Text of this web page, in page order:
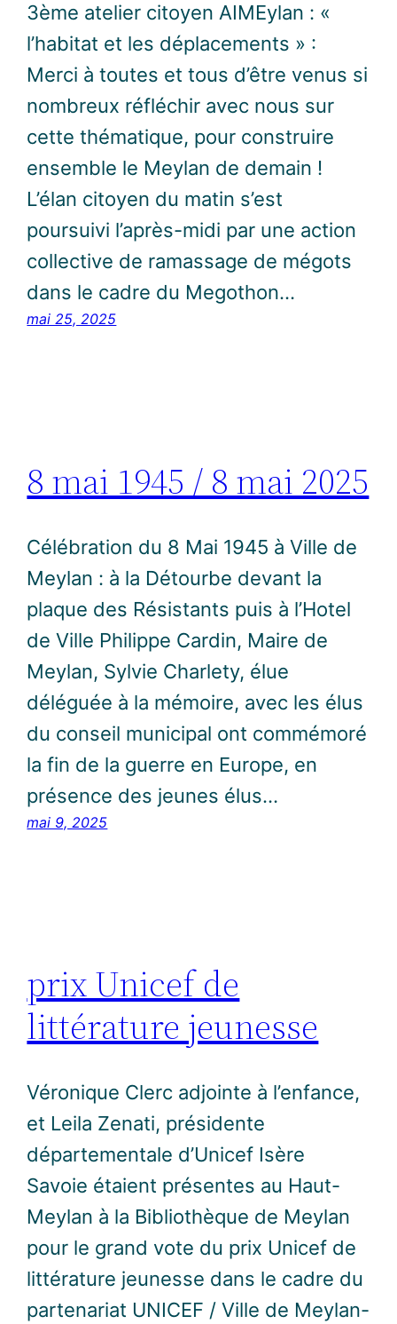
3ème atelier citoyen AIMEylan : «
l’habitat et les déplacements » :
Merci à toutes et tous d’être venus si
nombreux réfléchir avec nous sur
cette thématique, pour construire
ensemble le Meylan de demain !
L’élan citoyen du matin s’est
poursuivi l’après-midi par une action
collective de ramassage de mégots
dans le cadre du Megothon…
mai 25, 2025
8 mai 1945 / 8 mai 2025
Célébration du 8 Mai 1945 à Ville de
Meylan : à la Détourbe devant la
plaque des Résistants puis à l’Hotel
de Ville Philippe Cardin, Maire de
Meylan, Sylvie Charlety, élue
déléguée à la mémoire, avec les élus
du conseil municipal ont commémoré
la fin de la guerre en Europe, en
présence des jeunes élus…
mai 9, 2025
prix Unicef de
littérature jeunesse
Véronique Clerc adjointe à l’enfance,
et Leila Zenati, présidente
départementale d’Unicef Isère
Savoie étaient présentes au Haut-
Meylan à la Bibliothèque de Meylan
pour le grand vote du prix Unicef de
littérature jeunesse dans le cadre du
partenariat UNICEF / Ville de Meylan-